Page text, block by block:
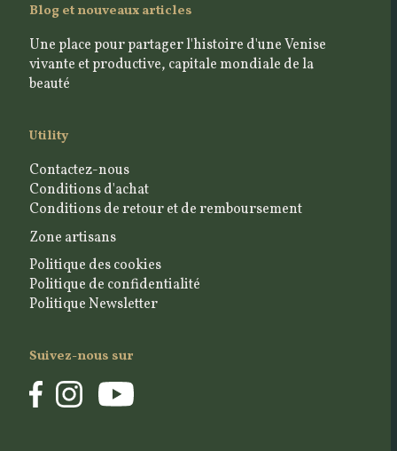
Blog et nouveaux articles
Une place pour partager l'histoire d'une Venise
vivante et productive, capitale mondiale de la
beauté
Utility
Contactez-nous
Conditions d'achat
Conditions de retour et de remboursement
Zone artisans
Politique des cookies
Politique de confidentialité
Politique Newsletter
Suivez-nous sur